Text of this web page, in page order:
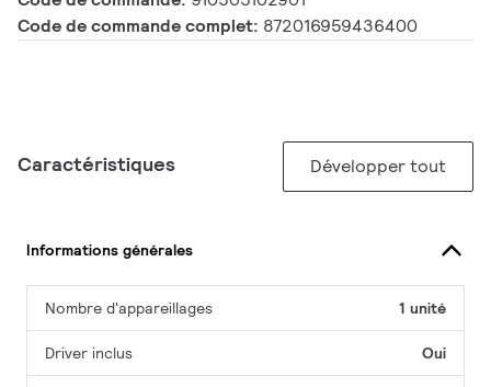
Code de commande complet: 872016959436400
Caractéristiques Développer tout
Informations générales
Nombre d'appareillages 1 unité
Driver inclus Oui